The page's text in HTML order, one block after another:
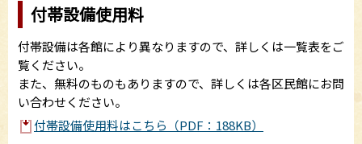
付帯設備使用料
付帯設備は各館により異なりますので、詳しくは一覧表をご
覧ください。
また、無料のものもありますので、詳しくは各区民館にお問
い合わせください。
付帯設備使用料はこちら（PDF：188KB）